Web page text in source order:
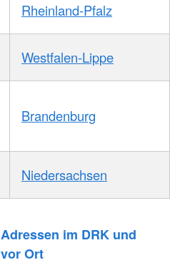
Rheinland-Pfalz
Westfalen-Lippe
Brandenburg
Niedersachsen
Adressen im DRK und
vor Ort